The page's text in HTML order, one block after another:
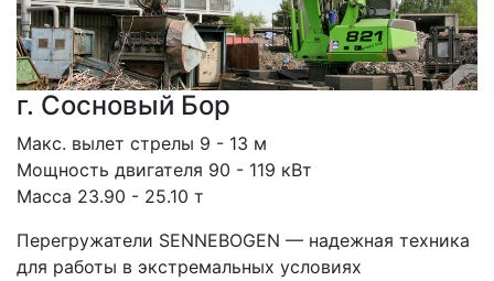
г. Сосновый Бор
Макс. вылет стрелы 9 - 13 м
Мощность двигателя 90 - 119 кВт
Масса 23.90 - 25.10 т
Перегружатели SENNEBOGEN — надежная техника
для работы в экстремальных условиях